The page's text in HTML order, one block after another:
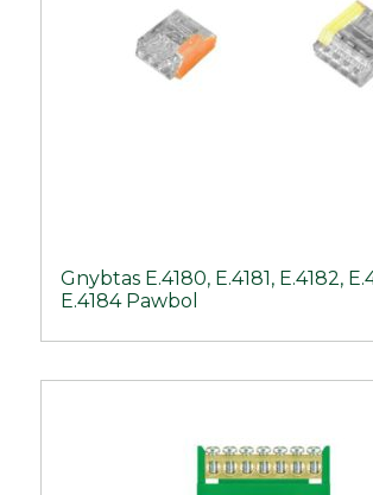
Gnybtas E.4180, E.4181, E.4182,
E.4184 Pawbol